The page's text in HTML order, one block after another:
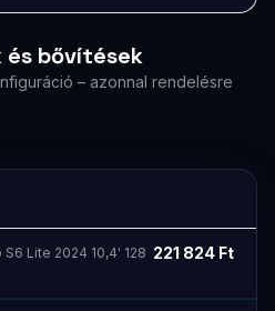
bővítések
– azonnal rendelésre
Lite 2024 10,4' 128 221 824 Ft